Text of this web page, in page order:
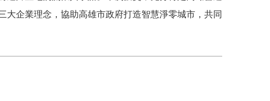
企業理念，協助高雄市政府打造智慧淨零城市，共同